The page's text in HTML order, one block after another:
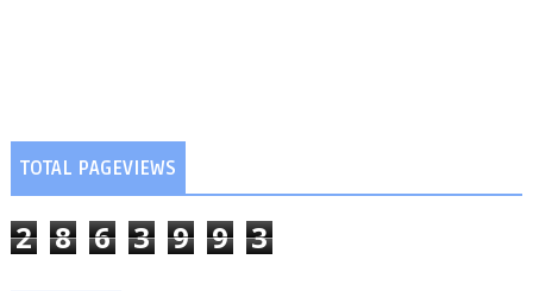
TOTAL PAGEVIEWS
2 8 6 3 9 9 3